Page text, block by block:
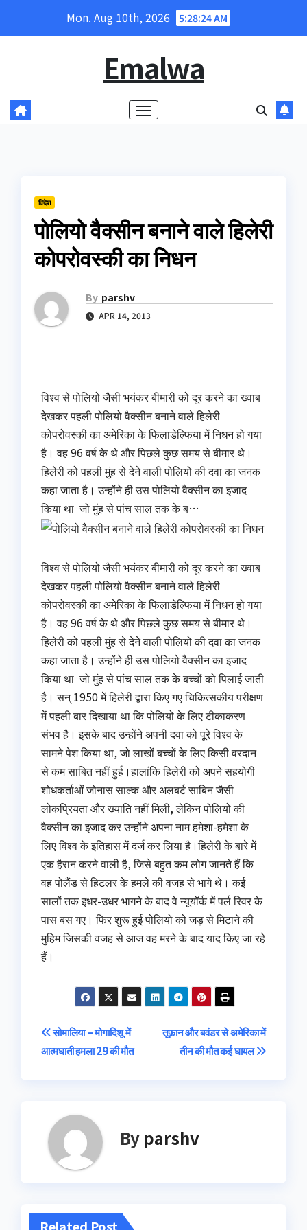
Mon. Aug 10th, 2026 5:28:25 AM
Emalwa
विदेश
पोलियो वैक्‍सीन बनाने वाले हिलेरी
कोपरोवस्‍की का निधन
By parshv
APR 14, 2013
विश्‍व से पोलियो जैसी भयंकर बीमारी को दूर करने का ख्‍वाब
देखकर पहली पोलियो वैक्‍सीन बनाने वाले हिलेरी
कोपरोवस्‍की का अमेरिका के फिलाडेल्फिया में निधन हो गया
है। वह 96 वर्ष के थे और पिछले कुछ समय से बीमार थे।
हिलेरी को पहली मुंह से देने वाली पोलियो की दवा का जनक
कहा जाता है। उन्‍होंने ही उस पोलियो वैक्‍सीन का इजाद
किया था जो मुंह से पांच साल तक के ब…
विश्‍व से पोलियो जैसी भयंकर बीमारी को दूर करने का ख्‍वाब
देखकर पहली पोलियो वैक्‍सीन बनाने वाले हिलेरी
कोपरोवस्‍की का अमेरिका के फिलाडेल्फिया में निधन हो गया
है। वह 96 वर्ष के थे और पिछले कुछ समय से बीमार थे।
हिलेरी को पहली मुंह से देने वाली पोलियो की दवा का जनक
कहा जाता है। उन्‍होंने ही उस पोलियो वैक्‍सीन का इजाद
किया था जो मुंह से पांच साल तक के बच्‍चों को पिलाई जाती
है। सन् 1950 में हिलेरी द्वारा किए गए चिकित्‍सकीय परीक्षण
में पहली बार दिखाया था कि पोलियो के लिए टीकाकरण
संभव है। इसके बाद उन्‍होंने अपनी दवा को पूरे विश्‍व के
सामने पेश किया था, जो लाखों बच्‍चों के लिए किसी वरदान
से कम साबित नहीं हुर्ह।हालांकि हिलेरी को अपने सहयोगी
शोधकर्ताओं जोनास साल्‍क और अलबर्ट साबिन जैसी
लो‍कप्रियता और ख्‍याति नहीं मिली, लेकिन पोलियो की
वैक्‍सीन का इजाद कर उन्‍होंने अपना नाम हमेशा-हमेशा के
लिए विश्‍व के इतिहास में दर्ज कर लिया है।हिलेरी के बारे में
एक हैरान करने वाली है, जिसे बहुत कम लोग जानते हैं कि
वह पोलैंड से हिटलर के हमले की वजह से भागे थे। कई
सालों तक इधर-उधर भागने के बाद वे न्यूयॉर्क में पर्ल रिवर के
पास बस गए। फिर शुरू हुई पोलियो को जड़ से मिटाने की
मुहिम जिसकी वजह से आज वह मरने के बाद याद किए जा रहे
हैं।
Post
navigation
तूफ़ान और बवंडर से अमेरिका में
तीन की मौत कई घायल
सोमालिया – मोगादिशू में
आत्मघाती हमला 29 की मौत
By parshv
Related Post